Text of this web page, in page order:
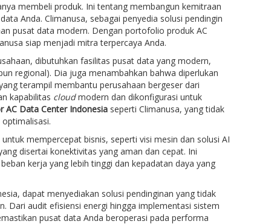
membeli produk. Ini tentang membangun kemitraan
Anda. Climanusa, sebagai penyedia solusi pendingin
pusat data modern. Dengan portofolio produk AC
siap menjadi mitra terpercaya Anda.
dibutuhkan fasilitas pusat data yang modern,
regional). Dia juga menambahkan bahwa diperlukan
terampil membantu perusahaan bergeser dari
kapabilitas cloudmodern dan dikonfigurasi untuk
AC Data Center Indonesiaseperti Climanusa, yang tidak
mempercepat bisnis, seperti visi mesin dan solusi AI
disertai konektivitas yang aman dan cepat. Ini
kerja yang lebih tinggi dan kepadatan daya yang
dapat menyediakan solusi pendinginan yang tidak
Dari audit efisiensi energi hingga implementasi sistem
pusat data Anda beroperasi pada performa